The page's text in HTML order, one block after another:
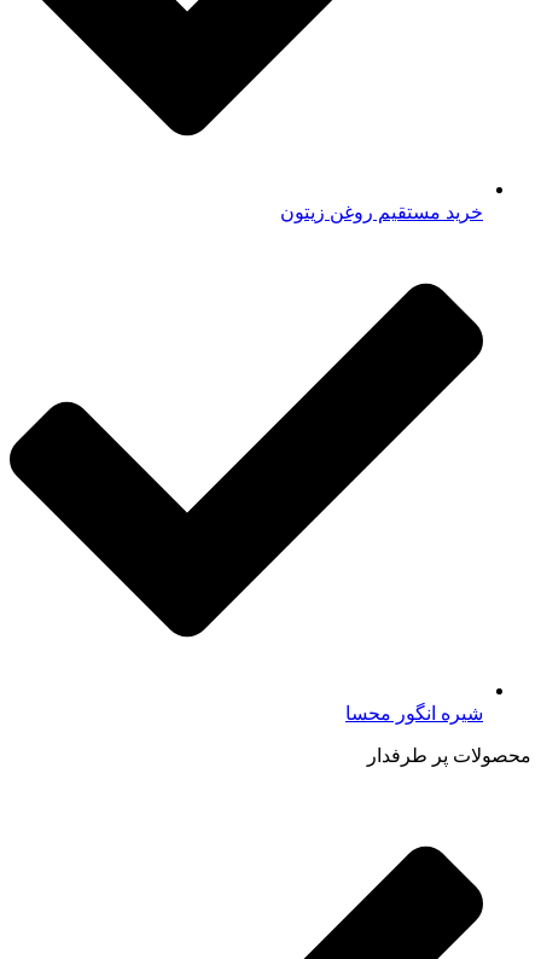
خرید مستقیم روغن زیتون
شیره انگور محسا
محصولات پر طرفدار